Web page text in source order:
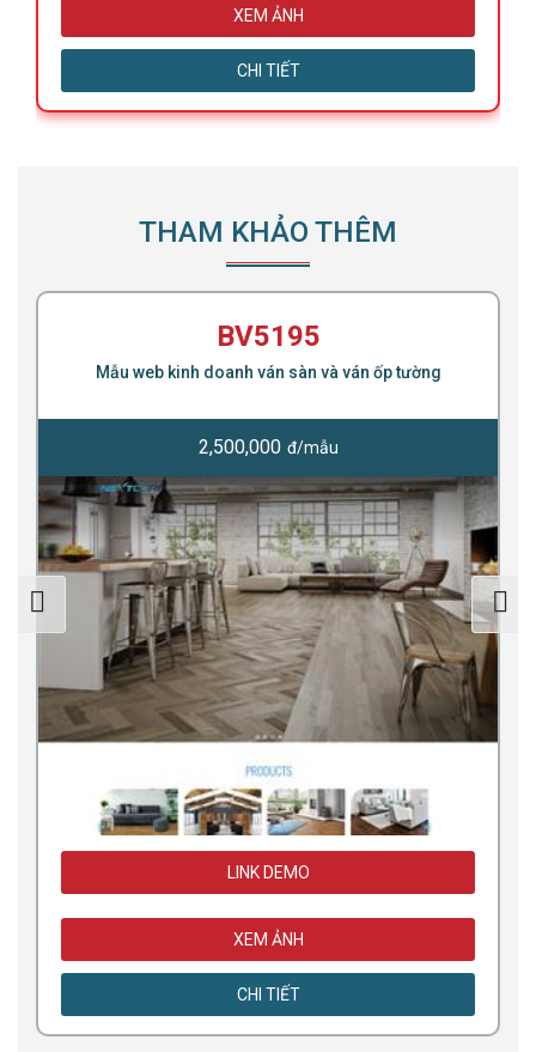
XEM ẢNH
CHI TIẾT
THAM KHẢO THÊM
BV5195
Mẫu web kinh doanh ván sàn và ván ốp tường
2,500,000 đ/mẫu
LINK DEMO
XEM ẢNH
CHI TIẾT